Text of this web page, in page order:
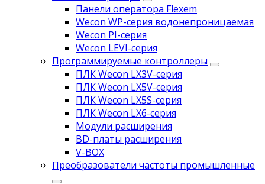
Панели оператора Flexem
Wecon WP-серия водонепроницаемая
Wecon PI-серия
Wecon LEVI-серия
Программируемые контроллеры
ПЛК Wecon LX3V-серия
ПЛК Wecon LX5V-серия
ПЛК Wecon LX5S-серия
ПЛК Wecon LX6-серия
Модули расширения
BD-платы расширения
V-BOX
Преобразователи частоты промышленные